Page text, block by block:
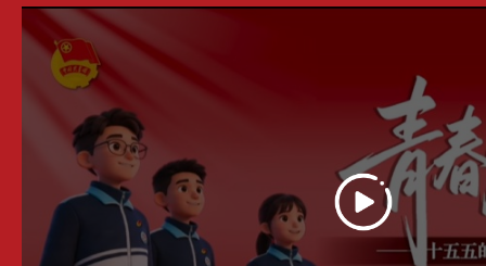
夏日 “青春有你·逐梦有我”高考志愿服务活动
“志